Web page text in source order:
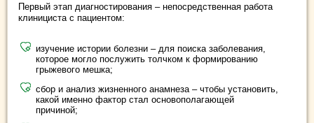
Первый этап диагностирования – непосредственная работа
клинициста с пациентом:
изучение истории болезни – для поиска заболевания,
которое могло послужить толчком к формированию
грыжевого мешка;
сбор и анализ жизненного анамнеза – чтобы установить,
какой именно фактор стал основополагающей
причиной;